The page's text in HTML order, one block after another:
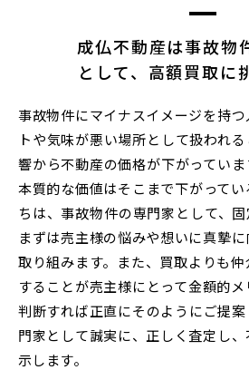
成仏不動産は事故物
として、高額買取に
事故物件にマイナスイメージを持
トや気味が悪い場所として扱われ
響から不動産の価格が下がってい
本質的な価値はそこまで下がって
ちは、事故物件の専門家として、固
まずは売主様の悩みや想いに真摯
取り組みます。また、買取よりも
することが売主様にとって金額的
判断すれば正直にそのようにご提
門家として誠実に、正しく査定し
示します。